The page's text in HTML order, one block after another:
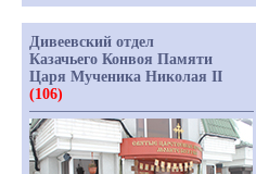
Дивеевский отдел
Казачьего Конвоя Памяти
Царя Мученика Николая II
(106)